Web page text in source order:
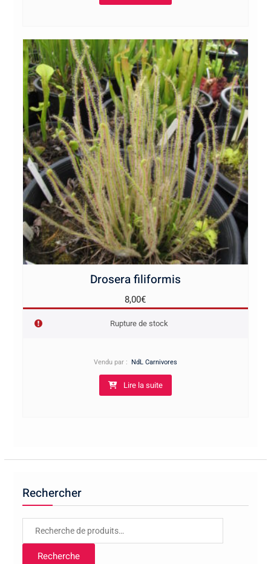
Drosera filiformis
8,00€
Rupture de stock
Vendu par : NdL Carnivores
Lire la suite
Rechercher
Recherche